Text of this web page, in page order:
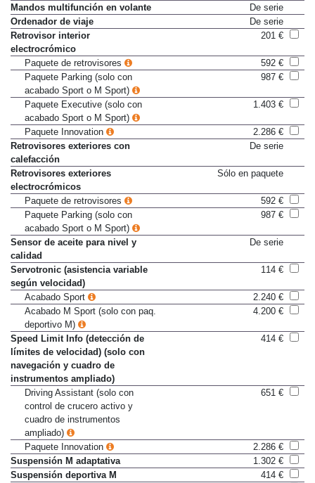
Mandos multifunción en volante
De serie
Ordenador de viaje
De serie
Retrovisor interior
electrocrómico
201 €
Paquete de retrovisores
592 €
Paquete Parking (solo con
acabado Sport o M Sport)
987 €
Paquete Executive (solo con
acabado Sport o M Sport)
1.403 €
Paquete Innovation
2.286 €
Retrovisores exteriores con
calefacción
De serie
Retrovisores exteriores
electrocrómicos
Sólo en paquete
Paquete de retrovisores
592 €
Paquete Parking (solo con
acabado Sport o M Sport)
987 €
Sensor de aceite para nivel y
calidad
De serie
Servotronic (asistencia variable
según velocidad)
114 €
Acabado Sport
2.240 €
Acabado M Sport (solo con paq.
deportivo M)
4.200 €
Speed Limit Info (detección de
límites de velocidad) (solo con
navegación y cuadro de
instrumentos ampliado)
414 €
Driving Assistant (solo con
control de crucero activo y
cuadro de instrumentos
ampliado)
651 €
Paquete Innovation
2.286 €
Suspensión M adaptativa
1.302 €
Suspensión deportiva M
414 €